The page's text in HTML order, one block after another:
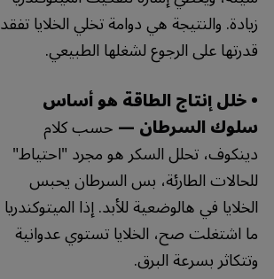
زيادة. والنتيجة هي دوامة تخلي الخلايا تفقد
قدرتها على الرجوع لشغلها الطبيعي.
• خلل إنتاج الطاقة هو أساس
سلوك السرطان —حسب كلام
دينكوف، تحلل السكر هو مجرد "احتياط"
للحالات الطارئة، بس السرطان يحبس
الخلايا في هالوضعية للأبد. إذا الميتوكندريا
ما اشتغلت صح، الخلايا تستوي عدوانية
وتتكاثر بسرعة البرق.